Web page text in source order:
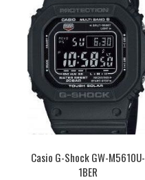
Casio G-Shock GW-M5610U-
1BER